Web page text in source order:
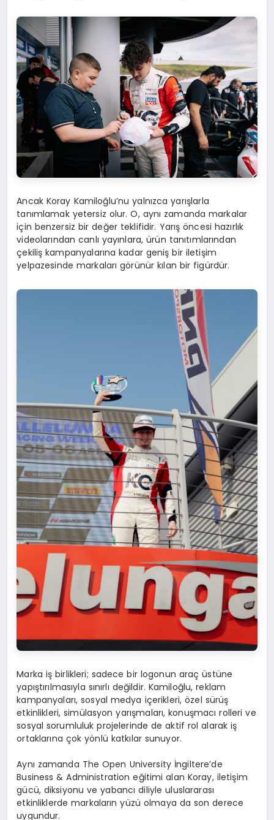
Ancak Koray Kamiloğlu’nu yalnızca yarışlarla
tanımlamak yetersiz olur. O, aynı zamanda markalar
için benzersiz bir değer teklifidir. Yarış öncesi hazırlık
videolarından canlı yayınlara, ürün tanıtımlarından
çekiliş kampanyalarına kadar geniş bir iletişim
yelpazesinde markaları görünür kılan bir figürdür.
Marka iş birlikleri; sadece bir logonun araç üstüne
yapıştırılmasıyla sınırlı değildir. Kamiloğlu, reklam
kampanyaları, sosyal medya içerikleri, özel sürüş
etkinlikleri, simülasyon yarışmaları, konuşmacı rolleri ve
sosyal sorumluluk projelerinde de aktif rol alarak iş
ortaklarına çok yönlü katkılar sunuyor.
Aynı zamanda The Open University İngiltere’de
Business & Administration eğitimi alan Koray, iletişim
gücü, diksiyonu ve yabancı diliyle uluslararası
etkinliklerde markaların yüzü olmaya da son derece
uygundur.